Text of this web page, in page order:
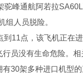
通航阿若拉SA60L
组人员脱险。
点，该飞机正在
员没有生命危险。相
架多种进口机型的